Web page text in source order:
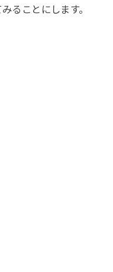
ることにします。